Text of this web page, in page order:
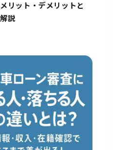
リット・デメリットと
説